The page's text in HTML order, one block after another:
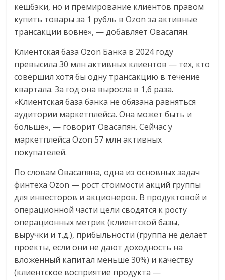
кешбэки, но и премирование клиентов правом
купить товары за 1 рубль в Ozon за активные
трансакции вовне», — добавляет Овасапян.
Клиентская база Ozon Банка в 2024 году
превысила 30 млн активных клиентов — тех, кто
совершил хотя бы одну трансакцию в течение
квартала. За год она выросла в 1,6 раза.
«Клиентская база банка не обязана равняться
аудитории маркетплейса. Она может быть и
больше», — говорит Овасапян. Сейчас у
маркетплейса Ozon 57 млн активных
покупателей.
По словам Овасапяна, одна из основных задач
финтеха Ozon — рост стоимости акций группы
для инвесторов и акционеров. В продуктовой и
операционной части цели сводятся к росту
операционных метрик (клиентской базы,
выручки и т.д.), прибыльности (группа не делает
проекты, если они не дают доходность на
вложенный капитал меньше 30%) и качеству
(клиентское восприятие продукта —